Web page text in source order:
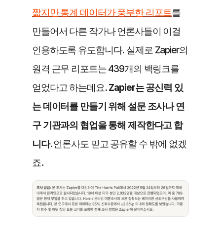
짧지만 통계 데이터가 풍부한 리포트를
만들어서 다른 작가나 언론사들이 이걸
인용하도록 유도합니다. 실제로 Zapier의
원격 근무 리포트는 439개의 백링크를
얻었다고 하는데요. Zapier는 공신력 있
는 데이터를 만들기 위해 설문 조사나 연
구 기관과의 협업을 통해 제작한다고 합
니다. 언론사도 믿고 공유할 수 밖에 없겠
죠.